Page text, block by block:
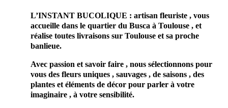
L’INSTANT BUCOLIQUE : artisan fleuriste , vous
accueille dans le quartier du Busca à Toulouse , et
réalise toutes livraisons sur Toulouse et sa proche
banlieue.
Avec passion et savoir faire , nous sélectionnons pour
vous des fleurs uniques , sauvages , de saisons , des
plantes et éléments de décor pour parler à votre
imaginaire , à votre sensibilité.